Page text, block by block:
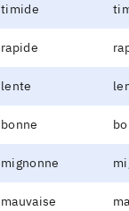
timide
rapide
lente
bonne
mignonne
mauvaise